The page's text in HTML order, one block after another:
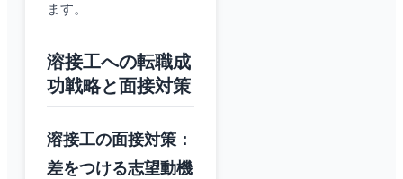
ます。
溶接工への転職成
功戦略と面接対策
溶接工の面接対策：
差をつける志望動機